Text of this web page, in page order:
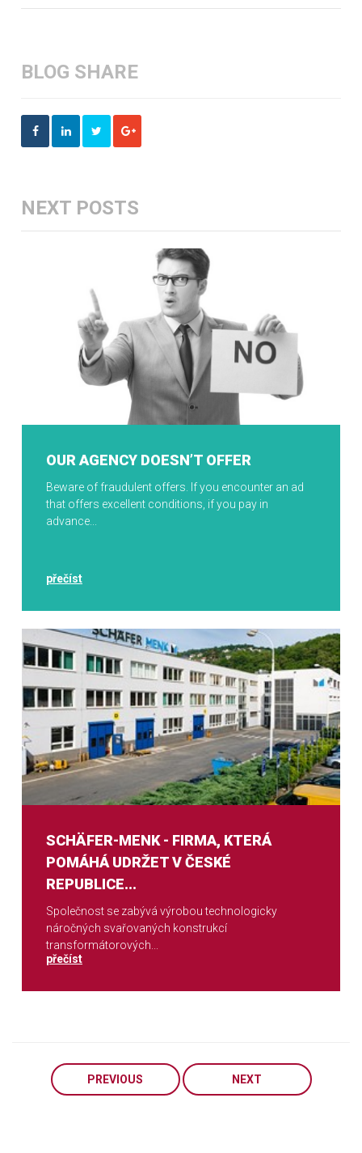
BLOG SHARE
NEXT POSTS
OUR AGENCY DOESN’T OFFER
Beware of fraudulent offers. If you encounter an ad
that offers excellent conditions, if you pay in
advance...
přečíst
SCHÄFER-MENK - FIRMA, KTERÁ
POMÁHÁ UDRŽET V ČESKÉ
REPUBLICE...
Společnost se zabývá výrobou technologicky
náročných svařovaných konstrukcí
transformátorových...
přečíst
PREVIOUS NEXT